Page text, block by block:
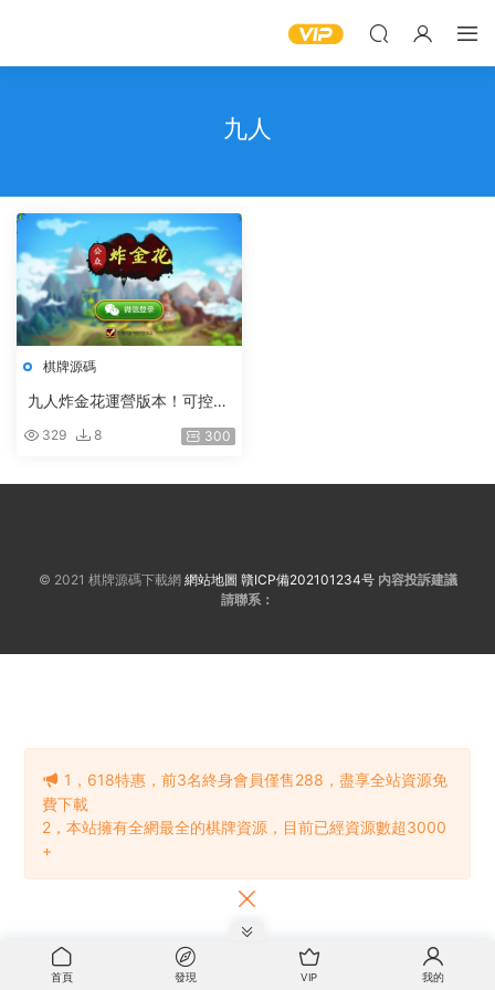
九人
棋牌源碼
九人炸金花運營版本！可控
329 8 300
© 2021 棋牌源碼下載網 網站地圖 贛ICP備202101234号 内容投訴建議
請聯系：
首頁 發現 VIP 我的
1，618特惠，前3名終身會員僅售288，盡享全站資源免
費下載
2，本站擁有全網最全的棋牌資源，目前已經資源數超3000
+